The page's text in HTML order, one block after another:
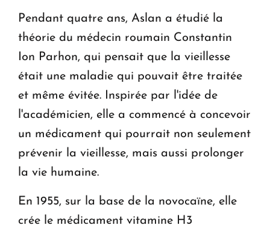
Pendant quatre ans, Aslan a étudié la
théorie du médecin roumain Constantin
Ion Parhon, qui pensait que la vieillesse
était une maladie qui pouvait être traitée
et même évitée. Inspirée par l'idée de
l'académicien, elle a commencé à concevoir
un médicament qui pourrait non seulement
prévenir la vieillesse, mais aussi prolonger
la vie humaine.
En 1955, sur la base de la novocaïne, elle
crée le médicament vitamine H3